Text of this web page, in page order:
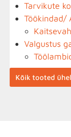
Tarvikute
Töökindad/
Valgustus
Kõik tooted